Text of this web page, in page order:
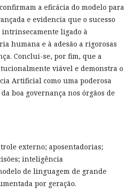
a eficácia do modelo para
e evidencia que o sucesso
ligado à
humana e à adesão a rigorosas
Conclui-se, por fim, que a
viável e demonstra o
Artificial como uma poderosa
boa governança nos órgãos de
externo; aposentadorias;
inteligência
de linguagem de grande
por geração.